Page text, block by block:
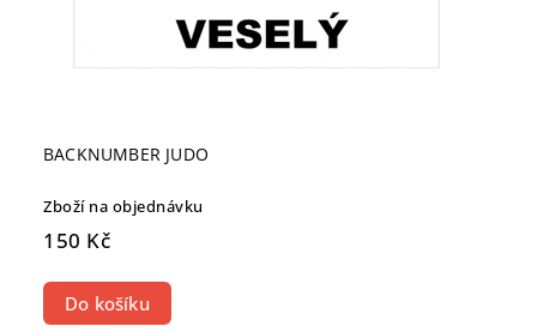
BACKNUMBER JUDO
Zboží na objednávku
150 Kč
Do košíku